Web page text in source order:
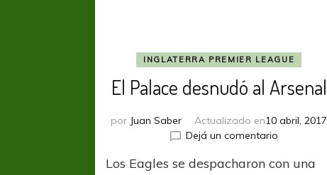
INGLATERRA PREMIER LEAGUE
El Palace desnudó al Arsenal
por Juan Saber Actualizado en10 abril, 2017
Dejá un comentario
Palace
Los Eagles se despacharon con una